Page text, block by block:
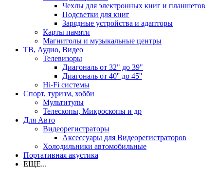
Чехлы для электронных книг и планшетов
Подсветки для книг
Зарядные устройства и адапторы
Карты памяти
Магнитолы и музыкальные центры
ТВ, Аудио, Видео
Телевизоры
Диагональ от 32" до 39"
Диагональ от 40'' до 45''
Hi-Fi системы
Спорт, туризм, хобби
Мультитулы
Телескопы, Микроскопы и др
Для Авто
Видеорегистраторы
Аксессуары для Видеорегистраторов
Холодильники автомобильные
Портативная акустика
ЕЩЕ...